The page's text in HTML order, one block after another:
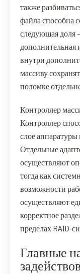
также
файла способна
следующая доля
внутри
массиву
поломке
Контроллер
Контроллер
слое
Отдельные
осуществляют
тогда как
возможности
осуществляют
корректное
пределах RAID-
Главные